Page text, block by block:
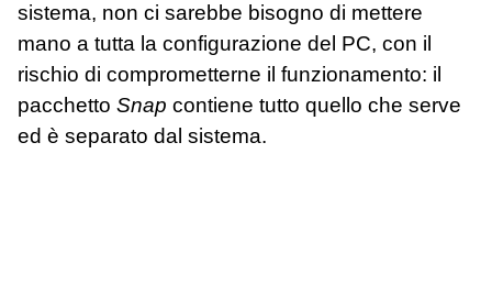
sistema, non ci sarebbe bisogno di mettere
mano a tutta la configurazione del PC, con il
rischio di comprometterne il funzionamento: il
pacchetto Snap contiene tutto quello che serve
ed è separato dal sistema.